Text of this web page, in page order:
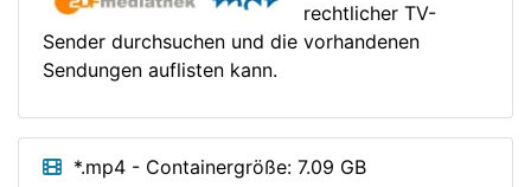
rechtlicher TV-
Sender durchsuchen und die vorhandenen
Sendungen auflisten kann.
*.mp4 - Containergröße: 7.09 GB